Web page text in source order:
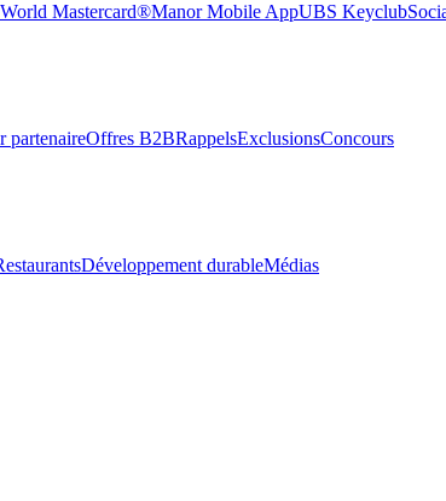
Mastercard®Manor Mobile AppUBS Keyclub
partenaireOffres B2BRappelsExclusionsConcours
Développement durableMédias